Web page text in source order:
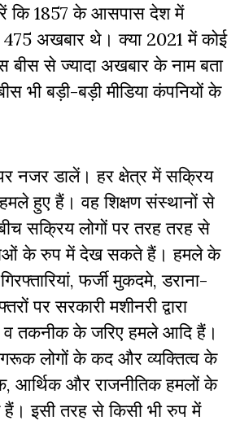
कि 1857 के आसपास देश में
475 अखबार थे। क्या 2021 में कोई
बीस से ज्यादा अखबार के नाम बता
भी बड़ी-बड़ी मीडिया कंपनियों के
नजर डालें। हर क्षेत्र में सक्रिय
हुए हैं। वह शिक्षण संस्थानों से
सक्रिय लोगों पर तरह तरह से
के रुप में देख सकते हैं। हमले के
फर्जी मुकदमे, डराना-
पर सरकारी मशीनरी द्वारा
व तकनीक के जरिए हमले आदि हैं।
लोगों के कद और व्यक्तित्व के
आर्थिक और राजनीतिक हमलों के
इसी तरह से किसी भी रुप में